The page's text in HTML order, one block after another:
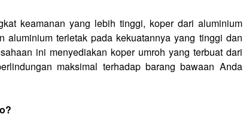
keamanan yang lebih tinggi, koper dari aluminium
terletak pada kekuatannya yang tinggi dan
ini menyediakan koper umroh yang terbuat dari
maksimal terhadap barang bawaan Anda